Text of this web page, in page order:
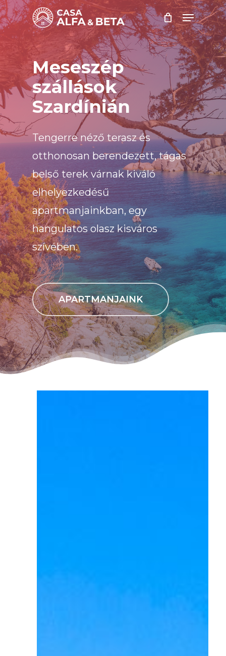
Skip
to
main
content
Menu
Meseszép
szállások
Szardínián
Tengerre néző terasz és
otthonosan berendezett, tágas
belső terek várnak kiváló
elhelyezkedésű
apartmanjainkban, egy
hangulatos olasz kisváros
szívében.
APARTMANJAINK
Close
Menu